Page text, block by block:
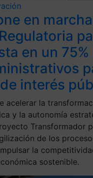
en
en un 75%
interés
acelerar la
y la autonomía
Transformador
de los
la
sostenible.